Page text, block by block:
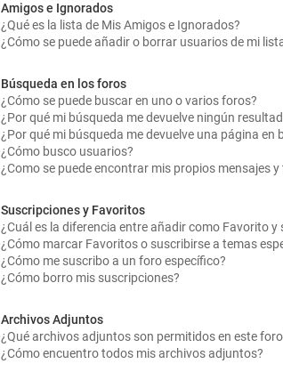
Amigos e Ignorados
¿Qué es la lista de Mis Amigos e Ignorados?
¿Cómo se puede añadir o borrar usuarios de mi
Búsqueda en los foros
¿Cómo se puede buscar en uno o varios foros?
¿Por qué mi búsqueda me devuelve ningún
¿Por qué mi búsqueda me devuelve una página en
¿Cómo busco usuarios?
¿Como se puede encontrar mis propios mensajes y
Suscripciones y Favoritos
¿Cuál es la diferencia entre añadir como Favorito y
¿Cómo marcar Favoritos o suscribirse a temas
¿Cómo me suscribo a un foro específico?
¿Cómo borro mis suscripciones?
Archivos Adjuntos
¿Qué archivos adjuntos son permitidos en este
¿Cómo encuentro todos mis archivos adjuntos?